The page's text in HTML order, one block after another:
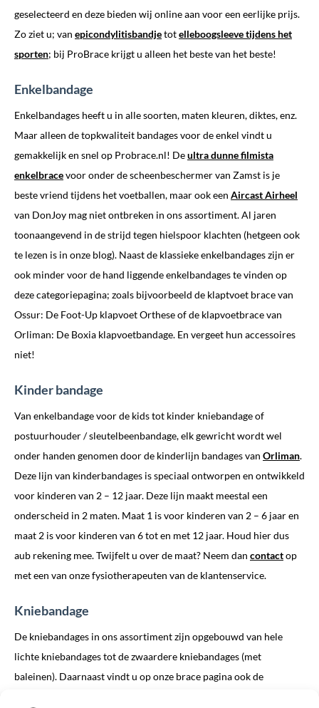
geselecteerd en deze bieden wij online aan voor een eerlijke prijs.
Zo ziet u; van epicondylitisbandjetotelleboogsleeve tijdens het
sporten; bij ProBrace krijgt u alleen het beste van het beste!
Enkelbandage
Enkelbandages heeft u in alle soorten, maten kleuren, diktes, enz.
Maar alleen de topkwaliteit bandages voor de enkel vindt u
gemakkelijk en snel op Probrace.nl! Deultra dunne filmista
enkelbracevoor onder de scheenbeschermer van Zamst is je
beste vriend tijdens het voetballen, maar ook een Aircast Airheel
van DonJoy mag niet ontbreken in ons assortiment. Al jaren
toonaangevend in de strijd tegen hielspoor klachten (hetgeen ook
te lezen is in onze blog). Naast de klassieke enkelbandages zijn er
ook minder voor de hand liggende enkelbandages te vinden op
deze categoriepagina; zoals bijvoorbeeld de klaptvoet brace van
Ossur: De Foot-Up klapvoet Orthese of de klapvoetbrace van
Orliman: De Boxia klapvoetbandage. En vergeet hun accessoires
niet!
Kinder bandage
Van enkelbandage voor de kids tot kinder kniebandage of
postuurhouder / sleutelbeenbandage, elk gewricht wordt wel
onder handen genomen door de kinderlijn bandages van Orliman.
Deze lijn van kinderbandages is speciaal ontworpen en ontwikkeld
voor kinderen van 2 – 12 jaar. Deze lijn maakt meestal een
onderscheid in 2 maten. Maat 1 is voor kinderen van 2 – 6 jaar en
maat 2 is voor kinderen van 6 tot en met 12 jaar. Houd hier dus
aub rekening mee. Twijfelt u over de maat? Neem dan contactop
met een van onze fysiotherapeuten van de klantenservice.
Kniebandage
De kniebandages in ons assortiment zijn opgebouwd van hele
lichte kniebandages tot de zwaardere kniebandages (met
baleinen). Daarnaast vindt u op onze brace pagina ook de